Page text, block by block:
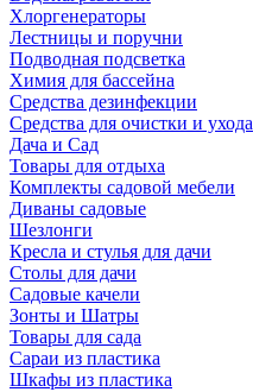
Хлоргенераторы
Лестницы и поручни
Подводная подсветка
Химия для бассейна
Средства дезинфекции
Средства для очистки и ухода
Дача и Сад
Товары для отдыха
Комплекты садовой мебели
Диваны садовые
Шезлонги
Кресла и стулья для дачи
Столы для дачи
Садовые качели
Зонты и Шатры
Товары для сада
Сараи из пластика
Шкафы из пластика